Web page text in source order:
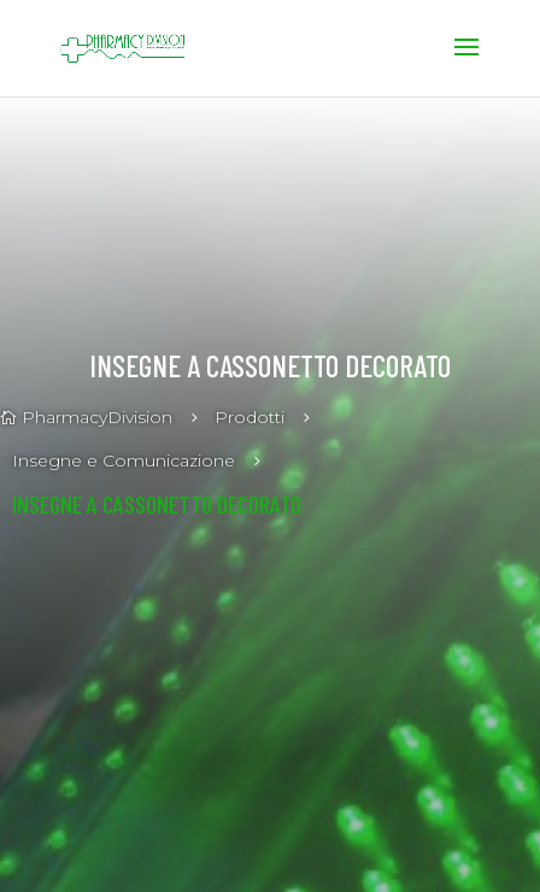
INSEGNE A CASSONETTO DECORATO
 PharmacyDivision 5 Prodotti 5
Insegne e Comunicazione 5
INSEGNE A CASSONETTO DECORATO